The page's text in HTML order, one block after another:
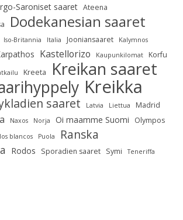
Saroniset saaret Ateena
Dodekanesian saaret
Iso-Britannia Italia Jooniansaaret Kalymnos
Kastellorizo Kaupunkilomat Korfu
Kreeta Kreikan saaret
Kreikka
saaret Latvia Liettua Madrid
Naxos Norja Oi maamme Suomi
Olympos
blancos Puola Ranska
Rodos Sporadien saaret Symi
Teneriffa